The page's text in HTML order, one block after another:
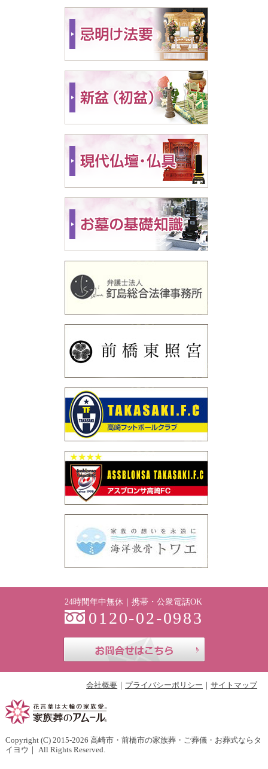
24時間年中無休｜携帯・公衆電話OK
0120-02-0983
会社概要 プライバシーポリシー サイトマップ
Copyright (C) 2015-2026 高崎市・前橋市の家族葬・ご葬儀・お葬式ならタ
イヨウ ｜ All Rights Reserved.